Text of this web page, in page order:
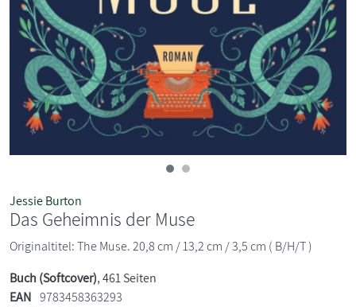
Jessie Burton
Das Geheimnis der Muse
Originaltitel: The Muse. 20,8 cm / 13,2 cm / 3,5 cm ( B/H/T )
Buch (Softcover), 461 Seiten
EAN 9783458363293